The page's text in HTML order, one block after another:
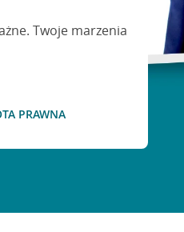
Twoje marzenia
PRAWNA